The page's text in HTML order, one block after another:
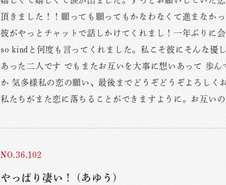
頂きました！！願っても願ってもかなわなくて進まなか
彼がやっとチャットで話しかけてくれまし！一年ぶりに
so kindと何度も言ってくれました。私こそ彼にそんな優
あった二人です でもまたお互いを大事に想いあって 歩
か 気多様私の恋の願い、最後までどうぞどうぞよろしく
私たちがまた恋に落ちることができますように。お互い
NO.36,102
やっぱり凄い！ (あゆう)